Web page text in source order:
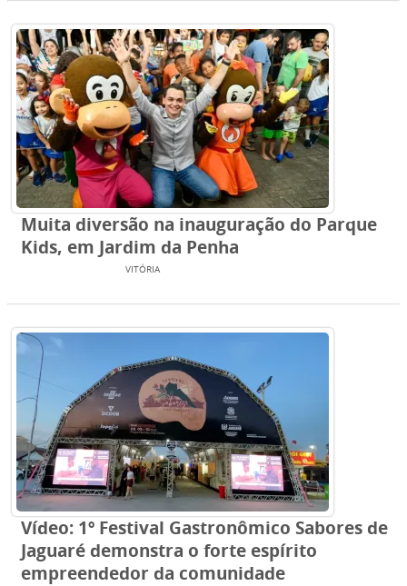
Muita diversão na inauguração do Parque
Kids, em Jardim da Penha
VITÓRIA
Vídeo: 1º Festival Gastronômico Sabores de
Jaguaré demonstra o forte espírito
empreendedor da comunidade